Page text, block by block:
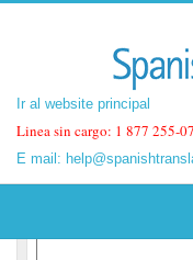
Ir al website principal
Linea sin cargo: 1 877 255-
E mail:
Ir al website principal
Linea sin cargo: 1 877 255-
E mail:
Spanish